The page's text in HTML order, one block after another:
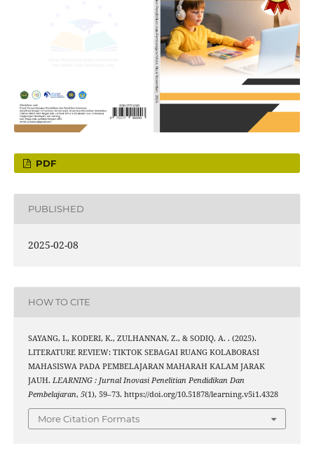
PDF
PUBLISHED
2025-02-08
HOW TO CITE
SAYANG, I., KODERI, K., ZULHANNAN, Z., & SODIQ, A. . (2025).
LITERATURE REVIEW: TIKTOK SEBAGAI RUANG KOLABORASI
MAHASISWA PADA PEMBELAJARAN MAHARAH KALAM JARAK
JAUH. LEARNING : Jurnal Inovasi Penelitian Pendidikan Dan
Pembelajaran, 5(1), 59–73. https://doi.org/10.51878/learning.v5i1.4328
More Citation Formats